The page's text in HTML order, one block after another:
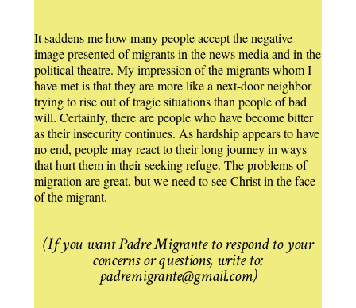
It saddens me how many people accept the negative
image presented of migrants in the news media and in the
political theatre. My impression of the migrants whom I
have met is that they are more like a next-door neighbor
trying to rise out of tragic situations than people of bad
will. Certainly, there are people who have become bitter
as their insecurity continues. As hardship appears to have
no end, people may react to their long journey in ways
that hurt them in their seeking refuge. The problems of
migration are great, but we need to see Christ in the face
of the migrant.
(If you want Padre Migrante to respond to your
concerns or questions, write to:
padremigrante@gmail.com)